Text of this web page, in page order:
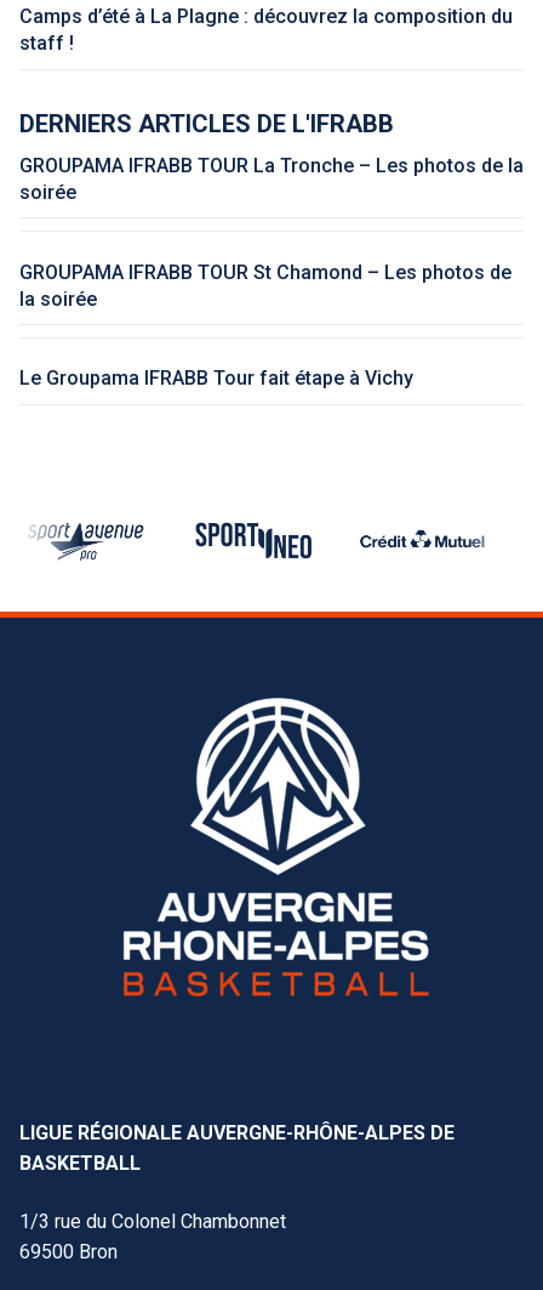
Camps d’été à La Plagne : découvrez la composition du
staff !
DERNIERS ARTICLES DE L'IFRABB
GROUPAMA IFRABB TOUR La Tronche – Les photos de la
soirée
GROUPAMA IFRABB TOUR St Chamond – Les photos de
la soirée
Le Groupama IFRABB Tour fait étape à Vichy
LIGUE RÉGIONALE AUVERGNE-RHÔNE-ALPES DE
BASKETBALL
1/3 rue du Colonel Chambonnet
69500 Bron